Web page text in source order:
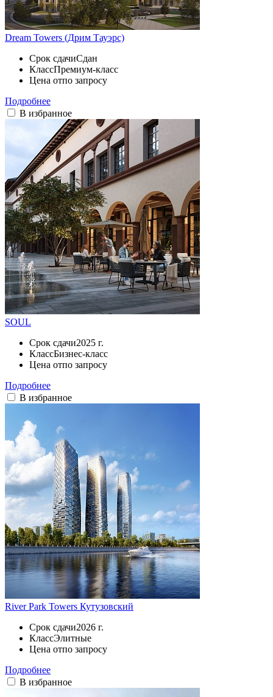
Dream Towers (Дрим Тауэрс)
Срок сдачиСдан
КлассПремиум-класс
Цена отпо запросу
Подробнее
В избранное
SOUL
Срок сдачи2025 г.
КлассБизнес-класс
Цена отпо запросу
Подробнее
В избранное
River Park Towers Кутузовский
Срок сдачи2026 г.
КлассЭлитные
Цена отпо запросу
Подробнее
В избранное